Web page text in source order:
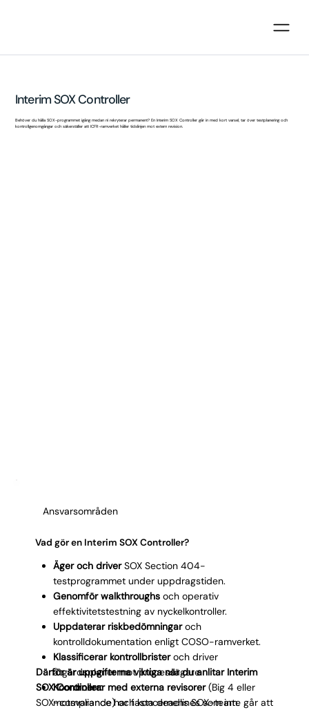
Interim SOX Controller
Behöver du hålla SOX-programmet igång medan ni rekryterar permanent? En Interim SOX Controller går in med kort varsel, tar över testplanering och
kontrollgenomgångar och säkerställer att ICFR-ramverket håller tidslinjen mot extern revision.
Ansvarsområden
Vad gör en Interim SOX Controller?
Äger och driverSOX Section 404-
testprogrammet under uppdragstiden.
Genomför walkthroughsoch operativ
effektivitetstestning av nyckelkontroller.
Uppdaterar riskbedömningaroch
kontrolldokumentation enligt COSO-ramverket.
Klassificerar kontrollbristeroch driver
åtgärdsplaner mot processägare.
Koordinerar med externa revisorer(Big 4 eller
motsvarande) och koncernens SOX-team.
Därför är uppgifterna viktiga när du anlitar Interim
SOX Controller:
SOX-compliance har fasta deadlines som inte går att